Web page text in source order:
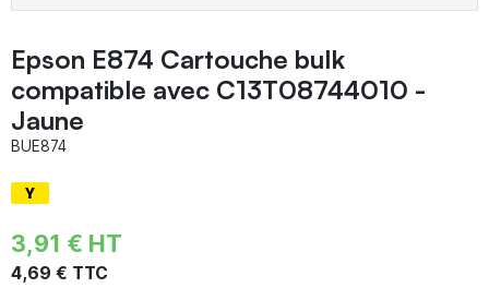
Epson E874 Cartouche bulk
compatible avec C13T08744010 -
Jaune
BUE874
3,91 € HT
4,69 € TTC